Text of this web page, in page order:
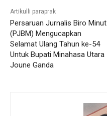
Artikulli paraprak
Persaruan Jurnalis Biro Minut
(PJBM) Mengucapkan
Selamat Ulang Tahun ke-54
Untuk Bupati Minahasa Utara
Joune Ganda